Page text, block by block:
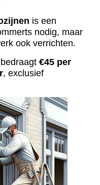
is een
nodig, maar
ook verrichten.
€45 per
, exclusief